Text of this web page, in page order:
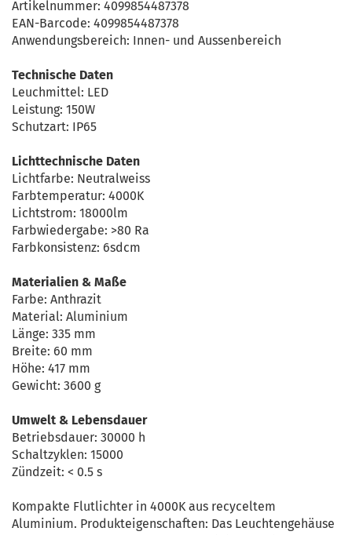
Artikelnummer: 4099854487378
EAN-Barcode: 4099854487378
Anwendungsbereich: Innen- und Aussenbereich
Technische Daten
Leuchmittel: LED
Leistung: 150W
Schutzart: IP65
Lichttechnische Daten
Lichtfarbe: Neutralweiss
Farbtemperatur: 4000K
Lichtstrom: 18000lm
Farbwiedergabe: >80 Ra
Farbkonsistenz: 6sdcm
Materialien & Maße
Farbe: Anthrazit
Material: Aluminium
Länge: 335 mm
Breite: 60 mm
Höhe: 417 mm
Gewicht: 3600 g
Umwelt & Lebensdauer
Betriebsdauer: 30000 h
Schaltzyklen: 15000
Zündzeit: < 0.5 s
Kompakte Flutlichter in 4000K aus recyceltem
Aluminium. Produkteigenschaften: Das Leuchtengehäuse